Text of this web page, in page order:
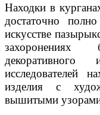
Находки в
достаточно
искусстве
декоративного
исследователей
изделия с
вышитыми